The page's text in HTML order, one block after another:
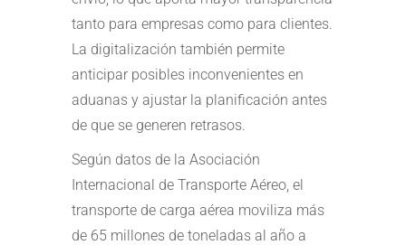
tanto para empresas como para clientes.
La digitalización también permite
anticipar posibles inconvenientes en
aduanas y ajustar la planificación antes
de que se generen retrasos.
Según datos de la Asociación
Internacional de Transporte Aéreo, el
transporte de carga aérea moviliza más
de 65 millones de toneladas al año a